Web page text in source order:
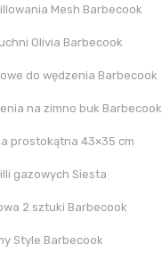
Mesh Barbecook
Olivia Barbecook
do wędzenia Barbecook
na zimno buk Barbecook
prostokątna 43×35 cm
gazowych Siesta
2 sztuki Barbecook
Style Barbecook